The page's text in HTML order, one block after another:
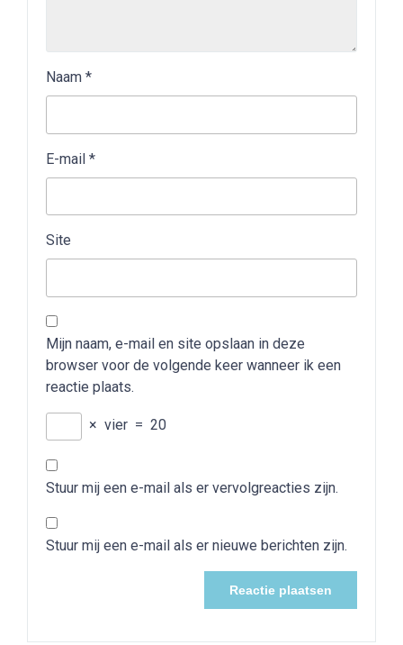
Naam *
E-mail *
Site
Mijn naam, e-mail en site opslaan in deze
browser voor de volgende keer wanneer ik een
reactie plaats.
× vier = 20
Stuur mij een e-mail als er vervolgreacties zijn.
Stuur mij een e-mail als er nieuwe berichten zijn.